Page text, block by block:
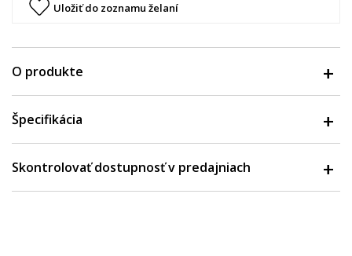
Uložiť do zoznamu želaní
O produkte
Špecifikácia
Skontrolovať dostupnosť v predajniach